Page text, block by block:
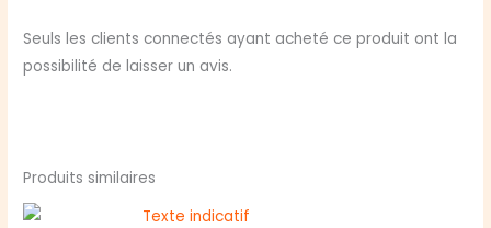
Seuls les clients connectés ayant acheté ce produit ont la
possibilité de laisser un avis.
Produits similaires